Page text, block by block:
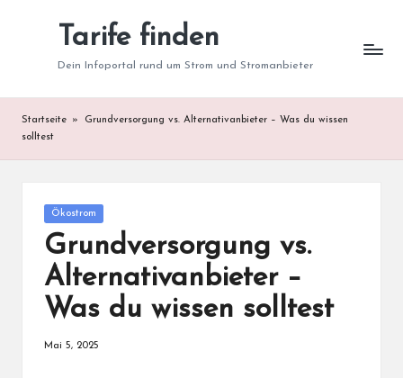
Tarife finden
Dein Infoportal rund um Strom und Stromanbieter
Startseite »
Grundversorgung vs. Alternativanbieter – Was du wissen
solltest
Posted
Ökostrom
Grundversorgung vs.
Alternativanbieter –
Was du wissen solltest
Mai 5, 2025